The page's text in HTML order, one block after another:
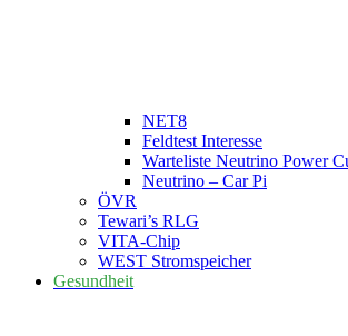
NET8
Feldtest Interesse
Warteliste Neutrino Power
Neutrino – Car Pi
ÖVR
Tewari’s RLG
VITA-Chip
WEST Stromspeicher
Gesundheit